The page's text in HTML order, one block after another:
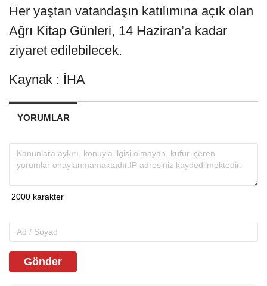
Her yaştan vatandaşın katılımına açık olan
Ağrı Kitap Günleri, 14 Haziran’a kadar
ziyaret edilebilecek.
Kaynak : İHA
YORUMLAR
Gönder